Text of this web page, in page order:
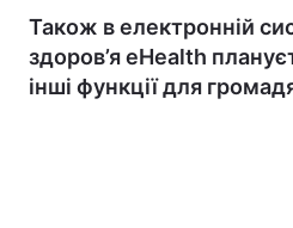
Також в електронній
здоров’я eHealth
інші функції для